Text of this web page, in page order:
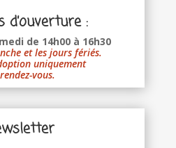
d’ouverture :
de 14h00 à 16h30
et les jours fériés.
uniquement
vous.